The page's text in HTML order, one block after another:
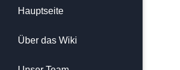
Hauptseite
Über das Wiki